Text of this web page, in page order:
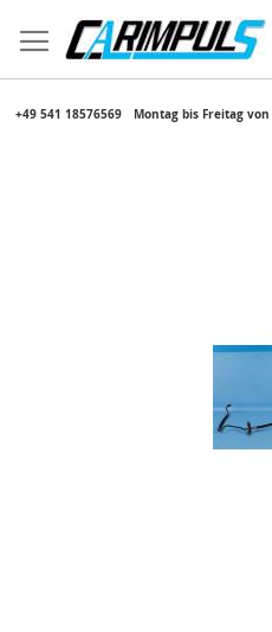
zum
Inhalt
​ +49 541 18576569 Montag bis Freitag